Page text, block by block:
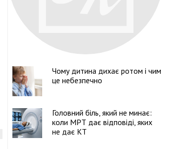
Чому дитина дихає ротом і чим
це небезпечно
Головний біль, який не минає:
коли МРТ дає відповіді, яких
не дає КТ